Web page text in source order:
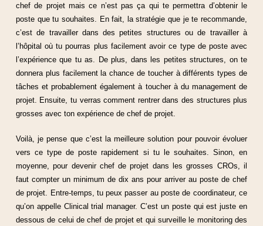
chef de projet mais ce n’est pas ça qui te permettra d’obtenir le
poste que tu souhaites. En fait, la stratégie que je te recommande,
c’est de travailler dans des petites structures ou de travailler à
l’hôpital où tu pourras plus facilement avoir ce type de poste avec
l’expérience que tu as. De plus, dans les petites structures, on te
donnera plus facilement la chance de toucher à différents types de
tâches et probablement également à toucher à du management de
projet. Ensuite, tu verras comment rentrer dans des structures plus
grosses avec ton expérience de chef de projet.
Voilà, je pense que c’est la meilleure solution pour pouvoir évoluer
vers ce type de poste rapidement si tu le souhaites. Sinon, en
moyenne, pour devenir chef de projet dans les grosses CROs, il
faut compter un minimum de dix ans pour arriver au poste de chef
de projet. Entre-temps, tu peux passer au poste de coordinateur, ce
qu’on appelle Clinical trial manager. C’est un poste qui est juste en
dessous de celui de chef de projet et qui surveille le monitoring des